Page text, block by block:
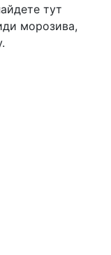
тут
морозива,